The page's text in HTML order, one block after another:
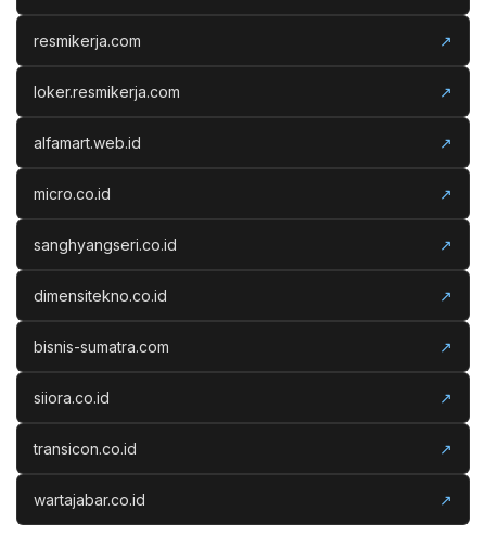
resmikerja.com ↗
loker.resmikerja.com ↗
alfamart.web.id ↗
micro.co.id ↗
sanghyangseri.co.id ↗
dimensitekno.co.id ↗
bisnis-sumatra.com ↗
siiora.co.id ↗
transicon.co.id ↗
wartajabar.co.id ↗